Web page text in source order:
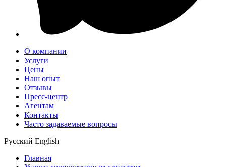
О компании
Услуги
Цены
Наш опыт
Отзывы
Пресс-центр
Агентам
Контакты
Часто задаваемые вопросы
Русский English
Главная